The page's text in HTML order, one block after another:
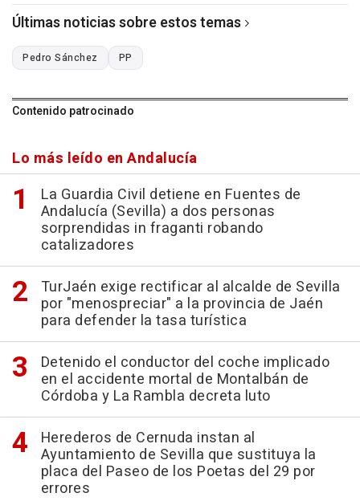
Últimas noticias sobre estos temas
Pedro Sánchez PP
Contenido patrocinado
Lo más leído en Andalucía
La Guardia Civil detiene en Fuentes de
Andalucía (Sevilla) a dos personas
sorprendidas in fraganti robando
catalizadores
TurJaén exige rectificar al alcalde de Sevilla
por "menospreciar" a la provincia de Jaén
para defender la tasa turística
Detenido el conductor del coche implicado
en el accidente mortal de Montalbán de
Córdoba y La Rambla decreta luto
Herederos de Cernuda instan al
Ayuntamiento de Sevilla que sustituya la
placa del Paseo de los Poetas del 29 por
errores